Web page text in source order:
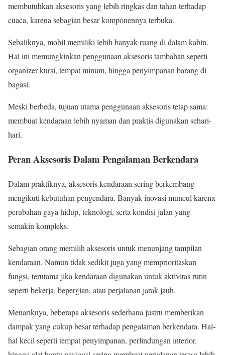
membutuhkan aksesoris yang lebih ringkas dan tahan terhadap
cuaca, karena sebagian besar komponennya terbuka.
Sebaliknya, mobil memiliki lebih banyak ruang di dalam kabin.
Hal ini memungkinkan penggunaan aksesoris tambahan seperti
organizer kursi, tempat minum, hingga penyimpanan barang di
bagasi.
Meski berbeda, tujuan utama penggunaan aksesoris tetap sama:
membuat kendaraan lebih nyaman dan praktis digunakan sehari-
hari.
Peran Aksesoris Dalam Pengalaman Berkendara
Dalam praktiknya, aksesoris kendaraan sering berkembang
mengikuti kebutuhan pengendara. Banyak inovasi muncul karena
perubahan gaya hidup, teknologi, serta kondisi jalan yang
semakin kompleks.
Sebagian orang memilih aksesoris untuk menunjang tampilan
kendaraan. Namun tidak sedikit juga yang memprioritaskan
fungsi, terutama jika kendaraan digunakan untuk aktivitas rutin
seperti bekerja, bepergian, atau perjalanan jarak jauh.
Menariknya, beberapa aksesoris sederhana justru memberikan
dampak yang cukup besar terhadap pengalaman berkendara. Hal-
hal kecil seperti tempat penyimpanan, perlindungan interior,